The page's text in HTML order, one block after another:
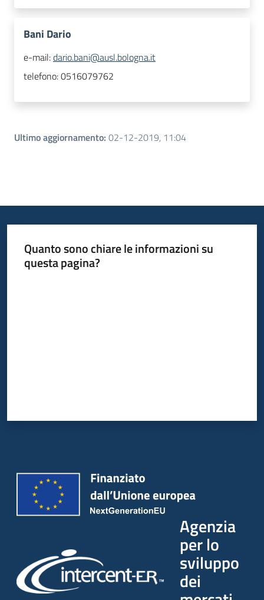
Bani Dario
e-mail:dario.bani@ausl.bologna.it
telefono:0516079762
Ultimo aggiornamento: 02-12-2019, 11:04
Quanto sono chiare le informazioni su
questa pagina?
Agenzia
per lo
sviluppo
dei